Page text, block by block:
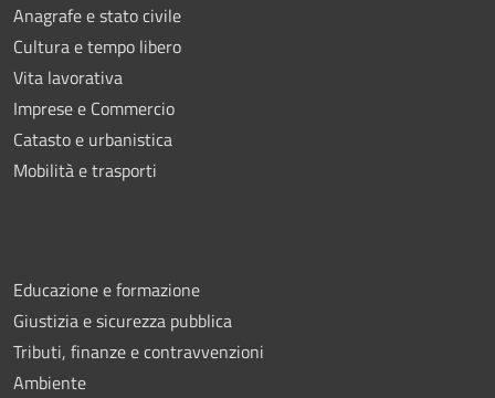
Anagrafe e stato civile
Cultura e tempo libero
Vita lavorativa
Imprese e Commercio
Catasto e urbanistica
Mobilità e trasporti
Educazione e formazione
Giustizia e sicurezza pubblica
Tributi, finanze e contravvenzioni
Ambiente